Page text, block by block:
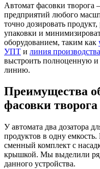
Автомат фасовки творога
предприятий любого
точно дозировать
упаковки и
оборудованием, таким как
УПТ и линия
выстроить полноценную
линию.
Преимущества
фасовки творога
У автомата два дозатора
продуктов в одну
сменный комплект с
крышкой. Мы выделили
данного устройства.